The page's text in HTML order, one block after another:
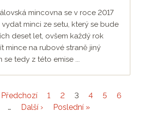
mincovna se v roce 2017
minci ze setu, který se bude
deset let, ovšem každý rok
mince na rubové straně jiný
se tedy z této emise ...
Předchozí 1 2 3 4 5
6
… Další › Poslední »